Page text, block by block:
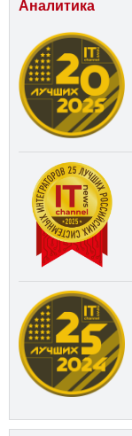
Аналитика